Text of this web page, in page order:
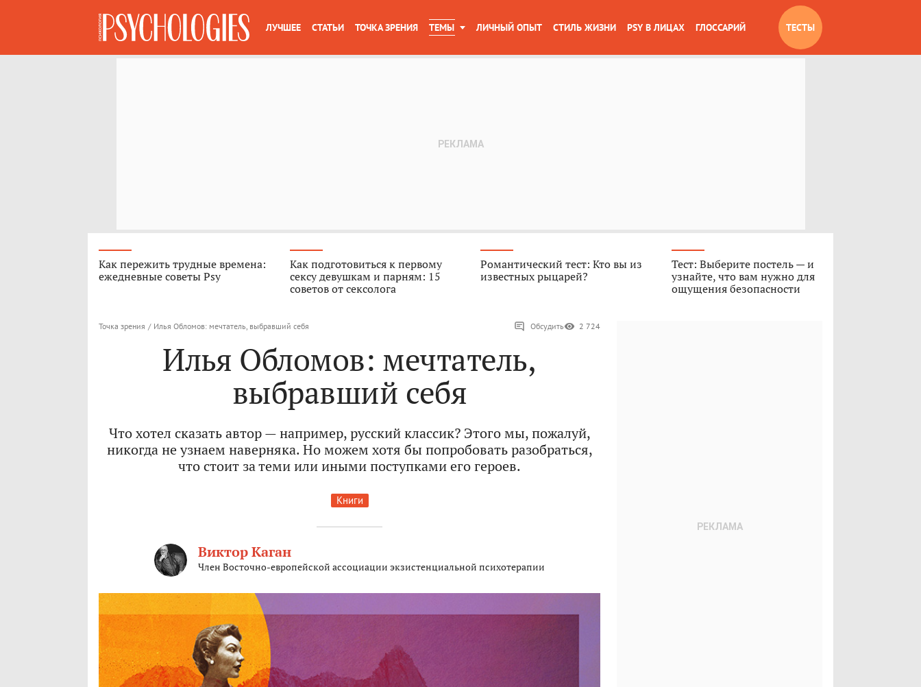
ЛУЧШЕЕ СТАТЬИ ТОЧКА ЗРЕНИЯ ТЕМЫ ЛИЧНЫЙ ОПЫТ СТИЛЬ ЖИЗНИ PSY В ЛИЦАХ ГЛОССАРИЙ ТЕСТЫ
Как пережить трудные времена:
ежедневные советы Psy
Как подготовиться к первому
сексу девушкам и парням: 15
советов от сексолога
Романтический тест: Кто вы из
известных рыцарей?
Тест: Выберите постель — и
узнайте, что вам нужно для
ощущения безопасности
Точка зрения / Илья Обломов: мечтатель, выбравший себя Обсудить 2 724
Илья Обломов: мечтатель,
выбравший себя
Что хотел сказать автор — например, русский классик? Этого мы, пожалуй,
никогда не узнаем наверняка. Но можем хотя бы попробовать разобраться,
что стоит за теми или иными поступками его героев.
Книги
Виктор Каган
Член Восточно-европейской ассоциации экзистенциальной психотерапии